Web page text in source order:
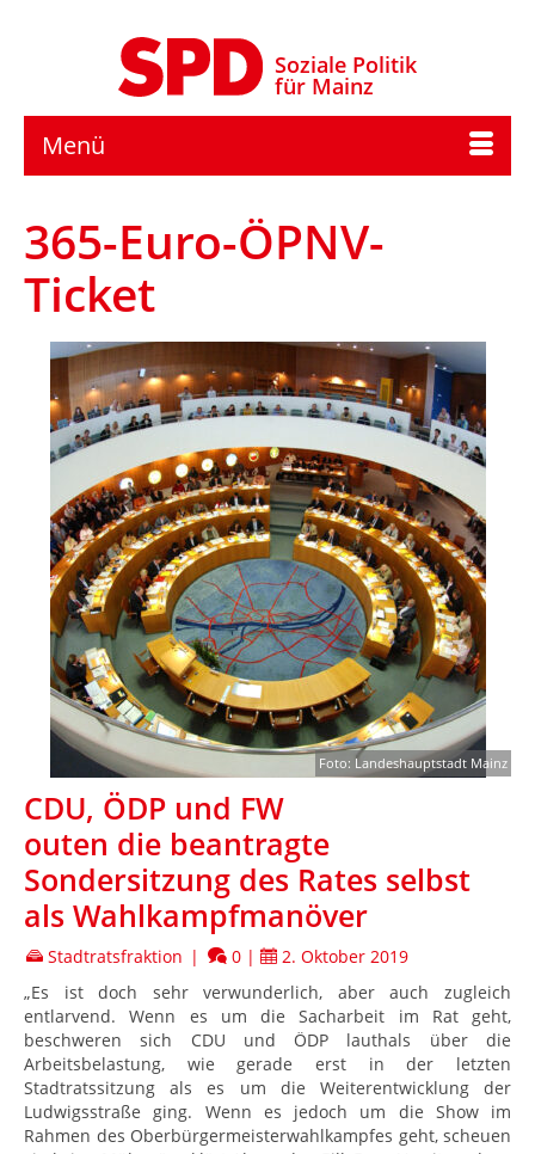
Soziale Politik
für Mainz
Menü
365-Euro-ÖPNV-
Ticket
Foto: Landeshauptstadt Mainz
CDU, ÖDP und FW
outen die beantragte
Sondersitzung des Rates selbst
als Wahlkampfmanöver
Stadtratsfraktion | 0 |
2. Oktober 2019
„Es ist doch sehr verwunderlich, aber auch zugleich
entlarvend. Wenn es um die Sacharbeit im Rat geht,
beschweren sich CDU und ÖDP lauthals über die
Arbeitsbelastung, wie gerade erst in der letzten
Stadtratssitzung als es um die Weiterentwicklung der
Ludwigsstraße ging. Wenn es jedoch um die Show im
Rahmen des Oberbürgermeisterwahlkampfes geht, scheuen